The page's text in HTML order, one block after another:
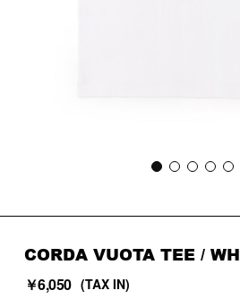
CORDA VUOTA TEE / WH
￥6,050 (TAX IN)